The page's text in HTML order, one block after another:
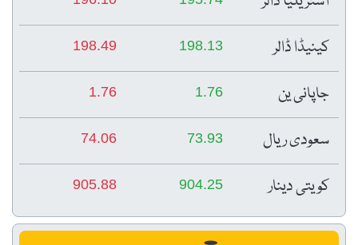
کینیڈا ڈالر 198.13
198.49
جاپانی ین 1.76
1.76
سعودی ریال 73.93
74.06
کویتی دینار 904.25
905.88